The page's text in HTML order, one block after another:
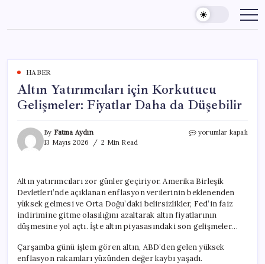
content
HABER
Altın Yatırımcıları için Korkutucu
Gelişmeler: Fiyatlar Daha da Düşebilir
By Fatma Aydın
13 Mayıs 2026
2 Min Read
Altın
Fiyatlar
Daha
da
Düşebilir
için
yorumlar kapalı
Altın yatırımcıları zor günler geçiriyor. Amerika Birleşik
Devletleri’nde açıklanan enflasyon verilerinin beklenenden
yüksek gelmesi ve Orta Doğu’daki belirsizlikler, Fed’in faiz
indirimine gitme olasılığını azaltarak altın fiyatlarının
düşmesine yol açtı. İşte altın piyasasındaki son gelişmeler…
Çarşamba günü işlem gören altın, ABD’den gelen yüksek
enflasyon rakamları yüzünden değer kaybı yaşadı.